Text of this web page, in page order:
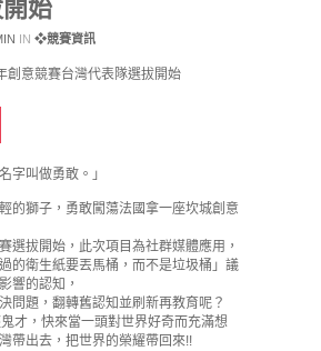
始
IN ❖競賽資訊
字叫做勇敢。」
的獅子，勇敢闖蕩法國拿一座坎城創意
選拔開始，此次項目為社群媒體應用，
的衛生紙要丟馬桶，而不是垃圾桶」議
響的認知，
問題，翻轉舊認知並刷新再教育呢？
才，快來當一頭對世界好奇而充滿想
帶出去，把世界的榮耀帶回來!!